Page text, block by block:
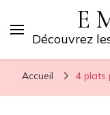
E
Découvrez
Accueil 4 plats